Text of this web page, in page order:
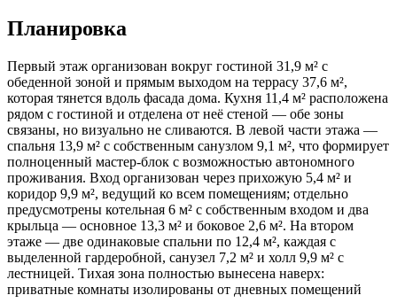
Планировка
Первый этаж организован вокруг гостиной 31,9 м² с
обеденной зоной и прямым выходом на террасу 37,6 м²,
которая тянется вдоль фасада дома. Кухня 11,4 м² расположена
рядом с гостиной и отделена от неё стеной — обе зоны
связаны, но визуально не сливаются. В левой части этажа —
спальня 13,9 м² с собственным санузлом 9,1 м², что формирует
полноценный мастер-блок с возможностью автономного
проживания. Вход организован через прихожую 5,4 м² и
коридор 9,9 м², ведущий ко всем помещениям; отдельно
предусмотрены котельная 6 м² с собственным входом и два
крыльца — основное 13,3 м² и боковое 2,6 м². На втором
этаже — две одинаковые спальни по 12,4 м², каждая с
выделенной гардеробной, санузел 7,2 м² и холл 9,9 м² с
лестницей. Тихая зона полностью вынесена наверх:
приватные комнаты изолированы от дневных помещений